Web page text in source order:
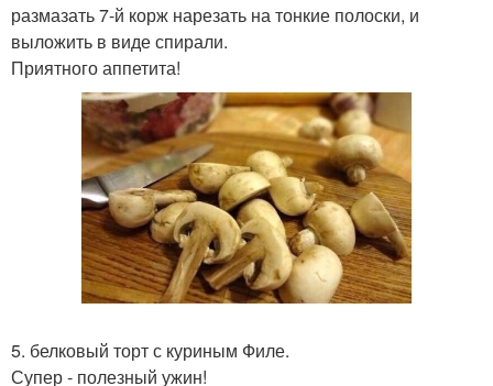
размазать 7-й корж нарезать на тонкие полоски, и
выложить в виде спирали.
Приятного аппетита!
5. белковый торт с куриным Филе.
Супер - полезный ужин!